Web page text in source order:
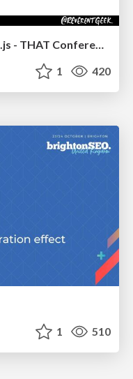
The Illustrated Guide to Node.js - THAT Conference 2024
1 420
1 510